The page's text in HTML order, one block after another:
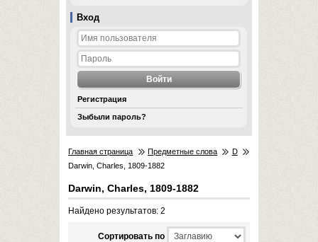
Вход
Регистрация
Зыбыли пароль?
Главная страница Предметные слова
D
Darwin, Charles, 1809-1882
Darwin, Charles, 1809-1882
Найдено результатов: 2
Cортировать по